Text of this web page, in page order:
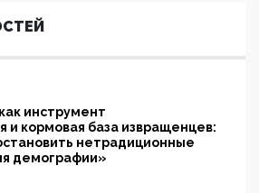
инструмент
и кормовая база извращенцев:
нетрадиционные
демографии»